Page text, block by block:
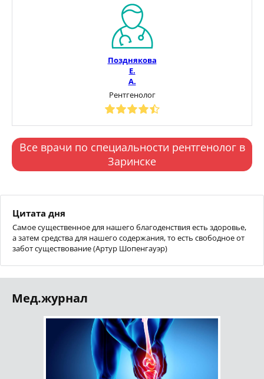
Позднякова
Е.
А.
Рентгенолог
Все врачи по специальности рентгенолог в
Заринске
Цитата дня
Самое существенное для нашего благоденствия есть здоровье,
а затем средства для нашего содержания, то есть свободное от
забот существование (Артур Шопенгауэр)
Мед.журнал